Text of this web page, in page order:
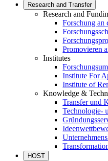
Research and Transfer
Research and
Forschung an
Promovieren
Institutes
Institute For
Institute of
Knowledge &
Transfer und
Technologie-
HOST